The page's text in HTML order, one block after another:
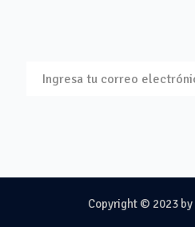
Copyright © 2023 by